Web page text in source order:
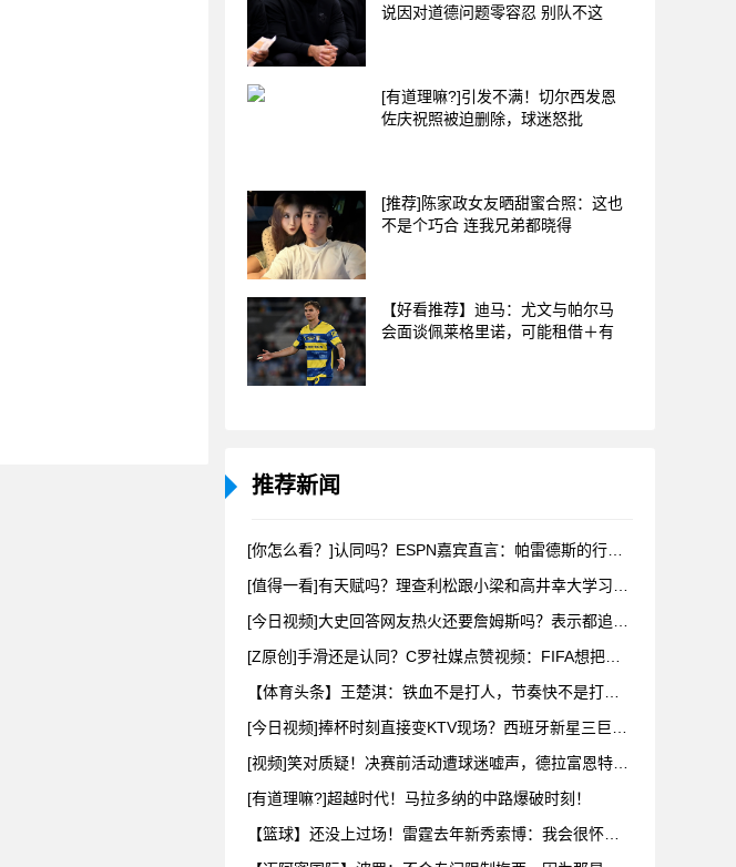
说因对道德问题零容忍 别队不这
[有道理嘛?]引发不满！切尔西发恩
佐庆祝照被迫删除，球迷怒批
[推荐]陈家政女友晒甜蜜合照：这也
不是个巧合 连我兄弟都晓得
【好看推荐】迪马：尤文与帕尔马
会面谈佩莱格里诺，可能租借＋有
推荐新闻
[有道理嘛?]超越时代！马拉多纳的中路爆破时刻！